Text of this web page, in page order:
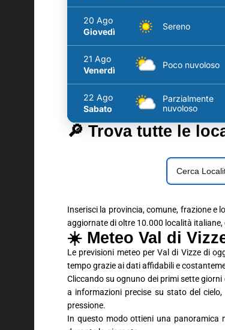
20 Ago
Giovedì
Sereno
21 Ago
Venerdì
Poco nuvoloso
22 Ago
Sabato
Parzialmente
nuvoloso
🔎 Trova tutte le
Inserisci la provincia, comune, frazione e
aggiornate di oltre 10.000 località
☀️ Meteo Val di
Le previsioni meteo per Val di Vizze di
tempo grazie ai dati affidabili e
Cliccando su ognuno dei primi sette
a informazioni precise su stato del
pressione.
In questo modo ottieni una panoramica